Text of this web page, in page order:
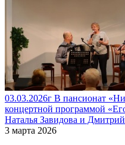
03.03.2026г В пансионат
концертной программой
Наталья Завидова и Дмитрий
3 марта 2026